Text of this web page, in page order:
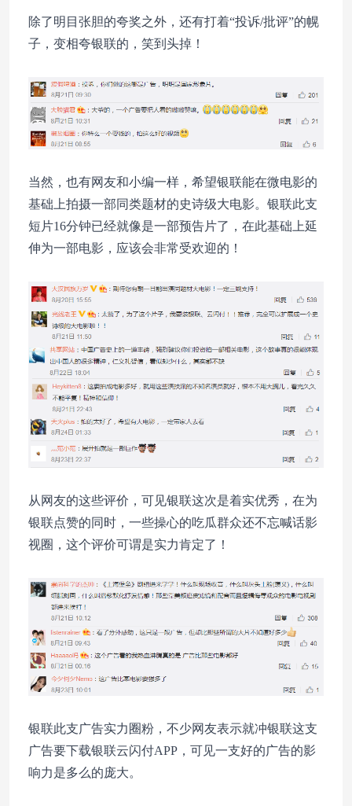
除了明目张胆的夸奖之外，还有打着“投诉/批评”的幌
子，变相夸银联的，笑到头掉！
当然，也有网友和小编一样，希望银联能在微电影的
基础上拍摄一部同类题材的史诗级大电影。银联此支
短片16分钟已经就像是一部预告片了，在此基础上延
伸为一部电影，应该会非常受欢迎的！
从网友的这些评价，可见银联这次是着实优秀，在为
银联点赞的同时，一些操心的吃瓜群众还不忘喊话影
视圈，这个评价可谓是实力肯定了！
银联此支广告实力圈粉，不少网友表示就冲银联这支
广告要下载银联云闪付APP，可见一支好的广告的影
响力是多么的庞大。